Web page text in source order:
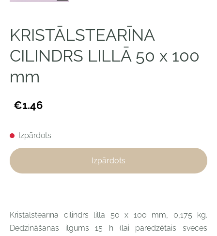
KRISTĀLSTEARĪNA
CILINDRS LILLĀ 50 x 100
mm
€1.46
Izpārdots
Izpārdots
Kristālstearīna cilindrs lillā 50 x 100 mm, 0,175 kg.
Dedzināšanas ilgums 15 h (lai paredzētais sveces